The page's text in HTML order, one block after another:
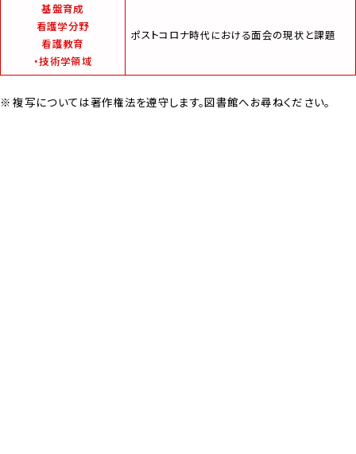
基盤育成
看護学分野
看護教育
・技術学領域
ポストコロナ時代における面会の現状と課題
複写については著作権法を遵守します。図書館へお尋ねください。